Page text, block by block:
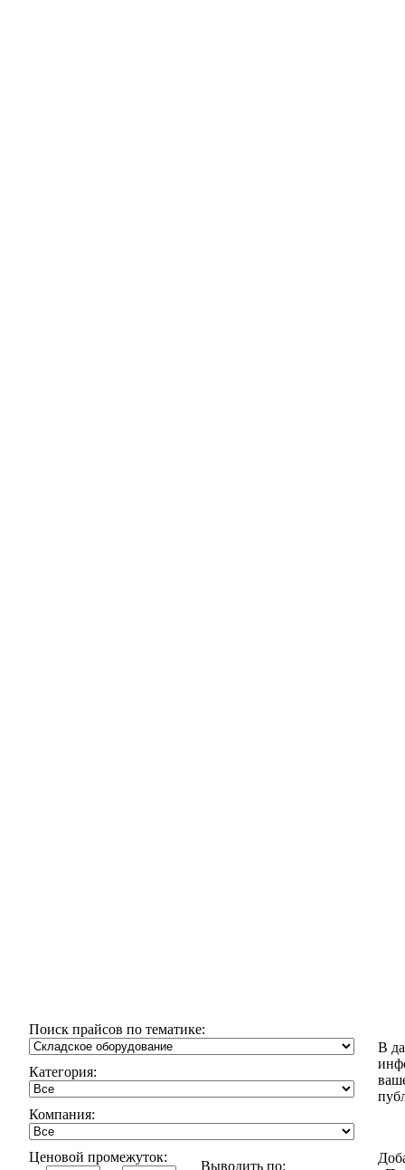
Поиск прайсов по тематике:
Категория:
Компания:
Ценовой промежуток:
Выводить по:
В